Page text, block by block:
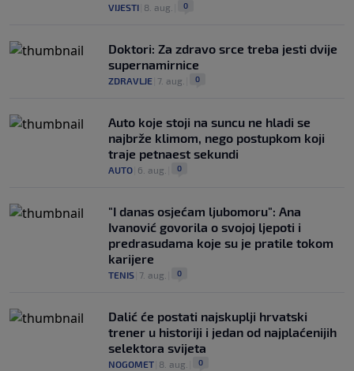
VIJESTI 8. aug. 0
Doktori: Za zdravo srce treba jesti dvije
supernamirnice
ZDRAVLJE 7. aug. 0
Auto koje stoji na suncu ne hladi se
najbrže klimom, nego postupkom koji
traje petnaest sekundi
AUTO 6. aug. 0
"I danas osjećam ljubomoru": Ana
Ivanović govorila o svojoj ljepoti i
predrasudama koje su je pratile tokom
karijere
TENIS 7. aug. 0
Dalić će postati najskuplji hrvatski
trener u historiji i jedan od najplaćenijih
selektora svijeta
NOGOMET 8. aug. 0